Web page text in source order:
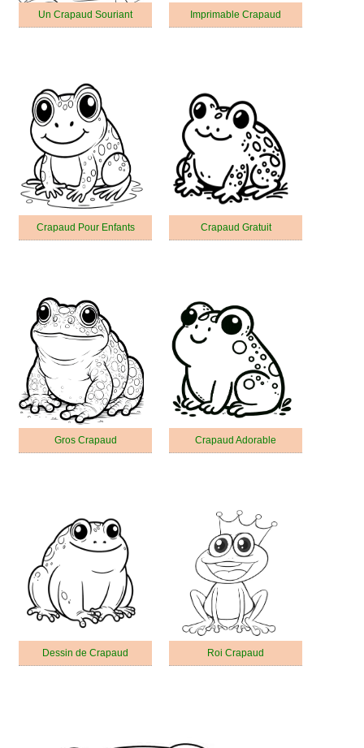
Un Crapaud Souriant Imprimable Crapaud
Crapaud Pour Enfants Crapaud Gratuit
Gros Crapaud Crapaud Adorable
Dessin de Crapaud Roi Crapaud